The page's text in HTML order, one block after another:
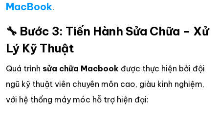
MacBook.
🔧 Bước 3: Tiến Hành Sửa Chữa – Xử
Lý Kỹ Thuật
Quá trình sửa chữa Macbook được thực hiện bởi đội
ngũ kỹ thuật viên chuyên môn cao, giàu kinh nghiệm,
với hệ thống máy móc hỗ trợ hiện đại: